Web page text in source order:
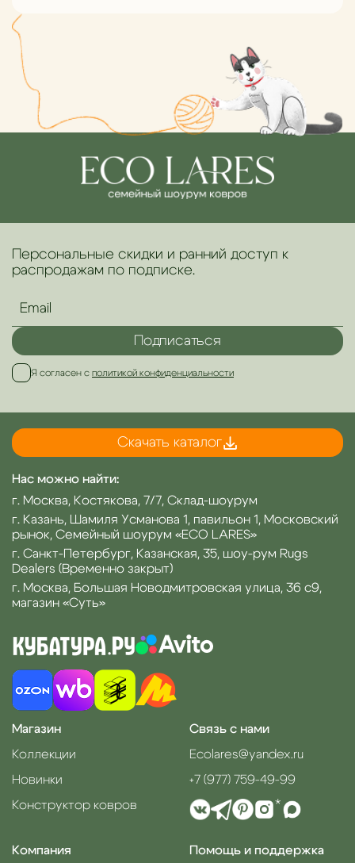
Персональные скидки и ранний доступ к
распродажам по подписке.
Подписаться
Я согласен с политикой конфиденциальности
Скачать каталог
Нас можно найти:
г. Москва, Костякова, 7/7, Склад-шоурум
г. Казань, Шамиля Усманова 1, павильон 1, Московский
рынок, Семейный шоурум «ECO LARES»
г. Санкт-Петербург, Казанская, 35, шоу-рум Rugs
Dealers (Временно закрыт)
г. Москва, Большая Новодмитровская улица, 36 с9,
магазин «Суть»
Магазин
Коллекции
Новинки
Конструктор ковров
Компания
Помощь и поддержка
Связь с нами
Ecolares@yandex.ru
+7 (977) 759-49-99
*